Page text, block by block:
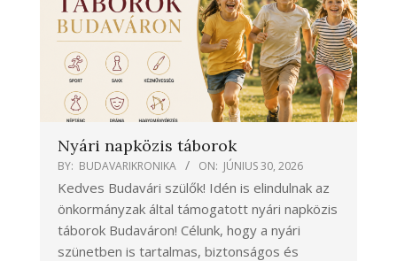
Nyári napközis táborok
BY: BUDAVARIKRONIKA ON: JÚNIUS 30, 2026
Kedves Budavári szülők! Idén is elindulnak az
önkormányzak által támogatott nyári napközis
táborok Budaváron! Célunk, hogy a nyári
szünetben is tartalmas, biztonságos és